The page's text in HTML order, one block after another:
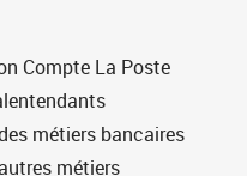
Compte La Poste
métiers bancaires
métiers